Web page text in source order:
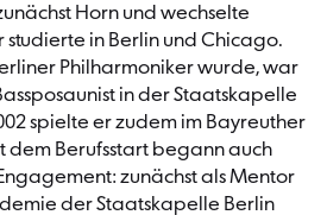
Horn und wechselte
studierte in Berlin und Chicago.
Philharmoniker wurde, war
in der Staatskapelle
spielte er zudem im Bayreuther
dem Berufsstart begann auch
zunächst als Mentor
der Staatskapelle Berlin